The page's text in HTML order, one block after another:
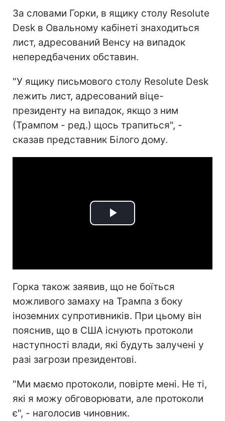
За словами Горки, в ящику столу Resolute
Desk в Овальному кабінеті знаходиться
лист, адресований Венсу на випадок
непередбачених обставин.
"У ящику письмового столу Resolute Desk
лежить лист, адресований віце-
президенту на випадок, якщо з ним
(Трампом - ред.) щось трапиться", -
сказав представник Білого дому.
Play
Горка також заявив, що не боїться
можливого замаху на Трампа з боку
іноземних супротивників. При цьому він
пояснив, що в США існують протоколи
наступності влади, які будуть залучені у
разі загрози президентові.
"Ми маємо протоколи, повірте мені. Не ті,
які я можу обговорювати, але протоколи
є", - наголосив чиновник.